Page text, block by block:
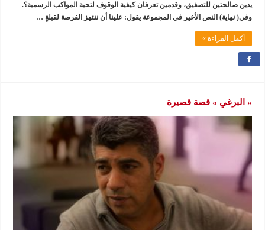
يدين صالحتين للتصفيق، وقدمين تعرفان كيفية الوقوف لتحية المواكب الرسمية؟.
وفي( نهاية) النص الأخير في المجموعة يقول: علينا أن ننتهز الفرصة لقبلةٍ …
أكمل القراءة »
« البرغي » قصة قصيرة